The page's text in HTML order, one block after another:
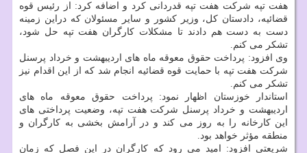
هفت تپه شرکت هفت تپه قدردانی کرد و اضافه کرد: از رئیس قوه
قضائیه، دادستان کل، وزیر کشور و سایر مسئولان که دراین زمینه
دست به دست هم دادند تا مشکلات کارگران هفت تپه حل شود،
تشکر می کنم.
وی افزود: پرداخت حقوق معوقه ماه های اردیبهشت و خرداد پرسنل
شرکت هفت تپه با حمایت قوه قضائیه انجام شد که از این اقدام نیز
تشکر می کنم.
استاندار خوزستان اظهار نمود: پرداخت حقوق معوقه ماه های
اردیبهشت و خرداد پرسنل شرکت هفت تپه، وضعیت پرداختی های
این کارخانه را به روز می کند و در آرامش بخشی به کارگران و
منطقه مؤثر خواهد بود.
شریعتی افزود: امید می رود که کارگران در این فصل که زمان